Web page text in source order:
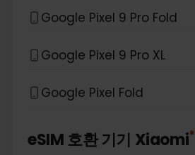
Google Pixel 9 Pro Fold
Google Pixel 9 Pro XL
Google Pixel Fold
eSIM 호환 기기 Xiaomi*